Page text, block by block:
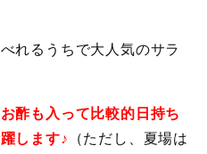
れるうちで大人気のサラ
お酢も入って比較的日持ち
します♪ （ただし、夏場は